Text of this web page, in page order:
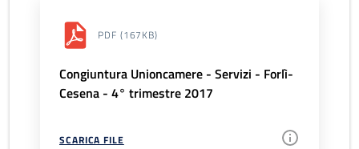
PDF (167KB)
Congiuntura Unioncamere - Servizi - Forlì-
Cesena - 4° trimestre 2017
SCARICA FILE